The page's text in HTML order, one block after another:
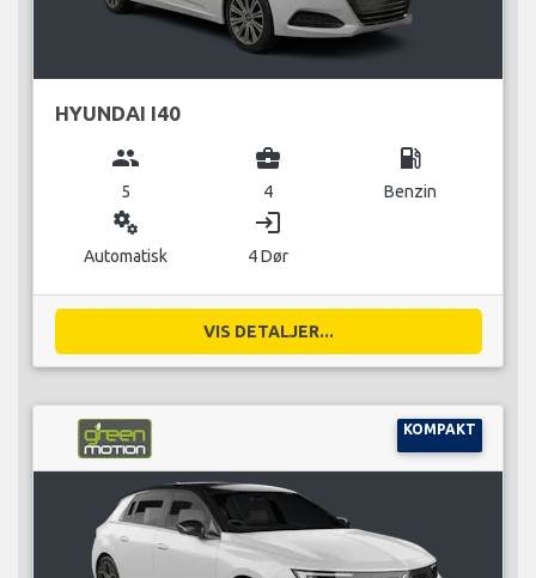
HYUNDAI I40
group
5
business_center
4
local_gas_station
Benzin
miscellaneous_services
Automatisk
login
4 Dør
VIS DETALJER...
KOMPAKT